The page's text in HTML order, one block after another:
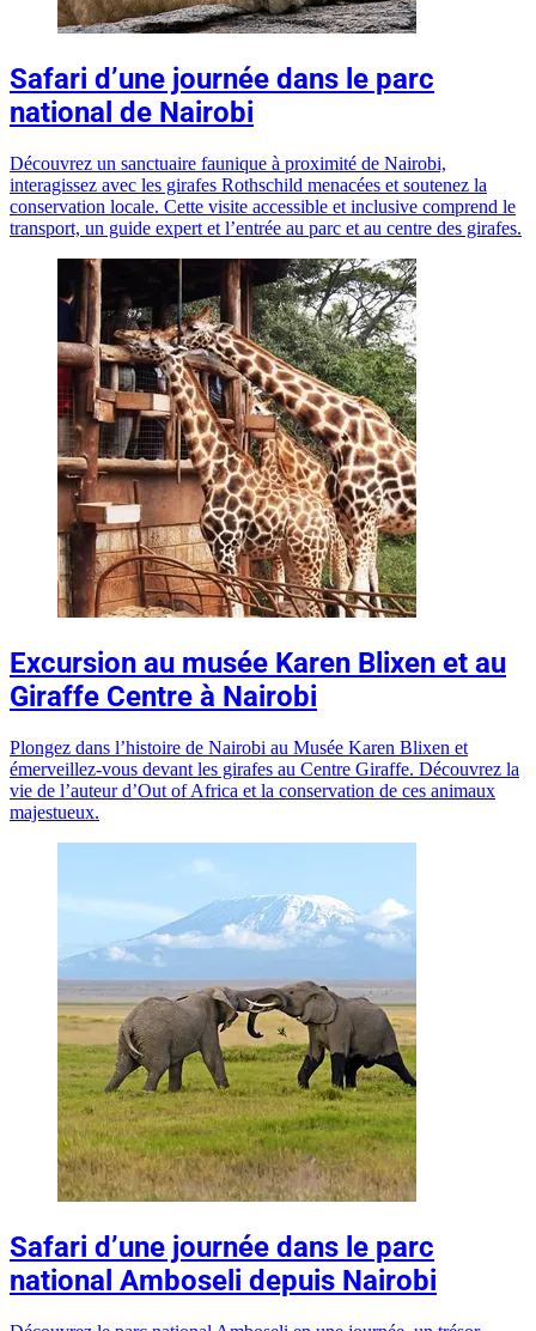
Safari d’une journée dans le parc
national de Nairobi
Découvrez un sanctuaire faunique à proximité de Nairobi,
interagissez avec les girafes Rothschild menacées et soutenez la
conservation locale. Cette visite accessible et inclusive comprend le
transport, un guide expert et l’entrée au parc et au centre des girafes.
Excursion au musée Karen Blixen et au
Giraffe Centre à Nairobi
Plongez dans l’histoire de Nairobi au Musée Karen Blixen et
émerveillez-vous devant les girafes au Centre Giraffe. Découvrez la
vie de l’auteur d’Out of Africa et la conservation de ces animaux
majestueux.
Safari d’une journée dans le parc
national Amboseli depuis Nairobi